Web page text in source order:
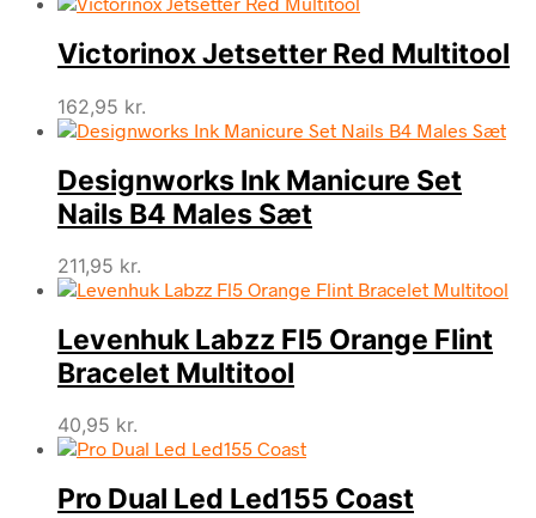
Victorinox Jetsetter Red Multitool
162,95 kr.
Designworks Ink Manicure Set
Nails B4 Males Sæt
211,95 kr.
Levenhuk Labzz Fl5 Orange Flint
Bracelet Multitool
40,95 kr.
Pro Dual Led Led155 Coast